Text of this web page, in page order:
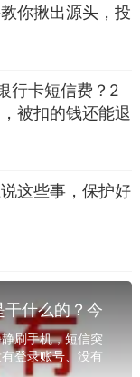
情谊。愿我们
，继续前行。
永不褪色的惦
简单，却深
能明白，虽然
已足够幸福。
的友情，书写
你揪出源头，投
行卡短信费？2
被扣的钱还能退
这些事，保护好
什么的？今
刷手机，短信突
登录账号、没有
手...